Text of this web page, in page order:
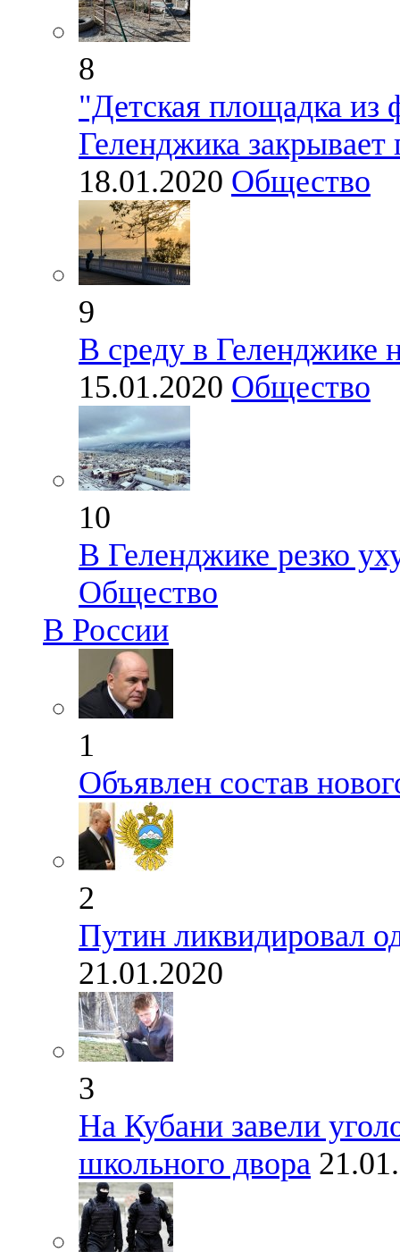
8
"Детская площадка из
Геленджика
18.01.2020 Общество
9
В среду в Геленджике
15.01.2020 Общество
10
В Геленджике резко
Общество
В России
1
Объявлен состав
2
Путин ликвидировал
21.01.2020
3
На Кубани завели
школьного двора